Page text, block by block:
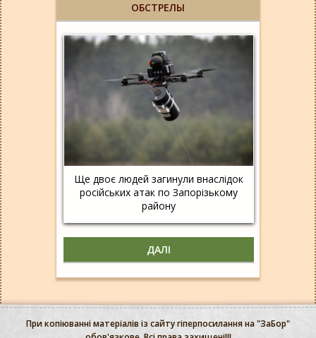
ОБСТРЕЛЫ
Ще двоє людей загинули внаслідок
російських атак по Запорізькому
району
ДАЛІ
При копіюванні матеріалів із сайту гіперпосилання на "ЗаБор"